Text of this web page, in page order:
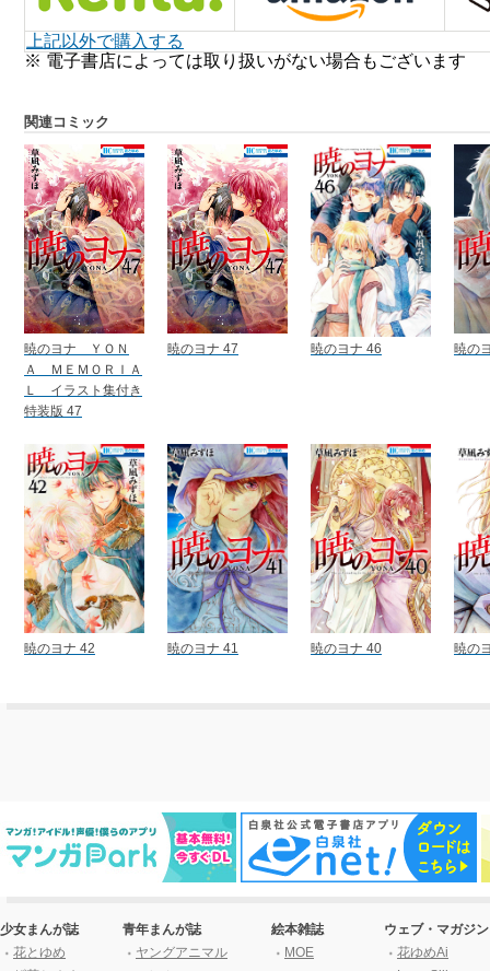
上記以外で購入する
※ 電子書店によっては取り扱いがない場合もございます
関連コミック
暁のヨナ ＹＯＮ
Ａ ＭＥＭＯＲＩＡ
Ｌ イラスト集付き
特装版 47
暁のヨナ 47 暁のヨナ 46 暁の
暁のヨナ 42 暁のヨナ 41 暁のヨナ 40 暁の
少女まんが誌
花とゆめ
青年まんが誌
ヤングアニマル
絵本雑誌
MOE
ウェブ・マガジン
花ゆめAi